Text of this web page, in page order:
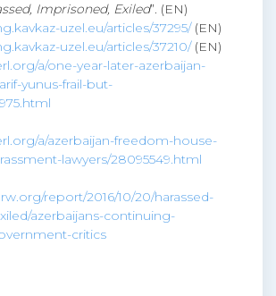
Imprisoned, Exiled”. (EN)
uzel.eu/articles/37295/(EN)
uzel.eu/articles/37210/(EN)
a/one-year-later-azerbaijan-
yunus-frail-but-
a/azerbaijan-freedom-house-
lawyers/28095549.html
report/2016/10/20/harassed-
azerbaijans-continuing-
critics